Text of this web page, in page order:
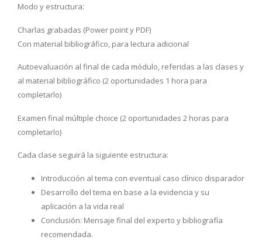
Modo y estructura:
Charlas grabadas (Power point y PDF)
Con material bibliográfico, para lectura adicional
Autoevaluación al final de cada módulo, referidas a las clases y
al material bibliográfico (2 oportunidades 1 hora para
completarlo)
Examen final múltiple choice (2 oportunidades 2 horas para
completarlo)
Cada clase seguirá la siguiente estructura:
Introducción al tema con eventual caso clínico disparador
Desarrollo del tema en base a la evidencia y su
aplicación a la vida real
Conclusión: Mensaje final del experto y bibliografía
recomendada.